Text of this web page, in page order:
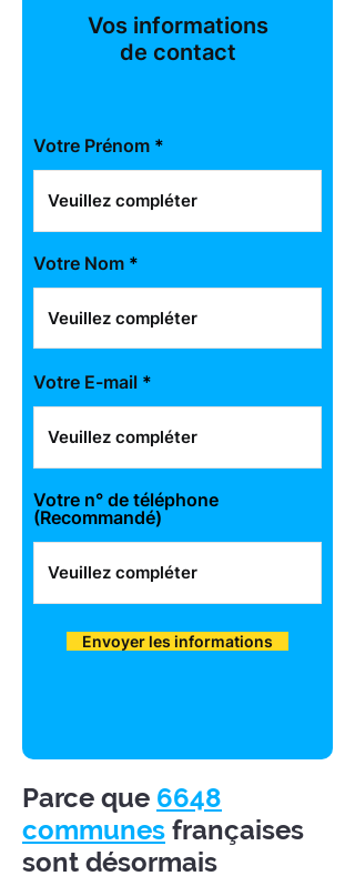
Vos informations
de contact
Votre Prénom
Votre Nom
Votre E-mail
Votre n° de téléphone
(Recommandé)
Envoyer les informations
Parce que 6648
communes françaises
sont désormais